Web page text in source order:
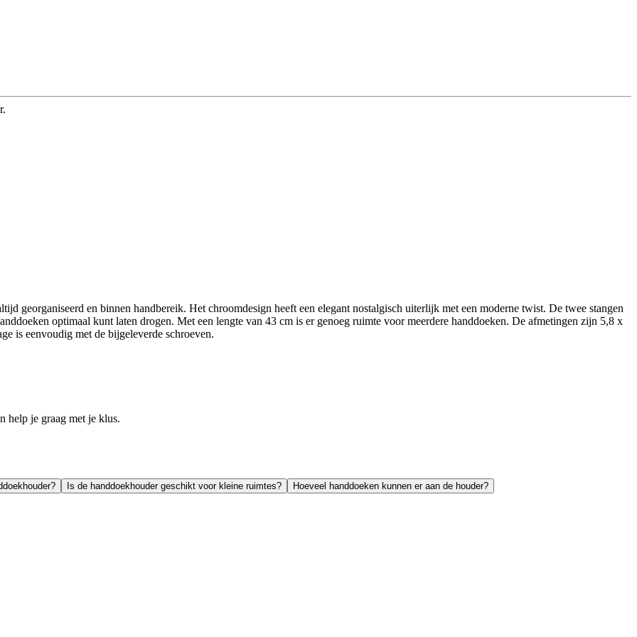
georganiseerd en binnen handbereik. Het chroomdesign heeft een elegant nostalgisch uiterlijk met een moderne twist. De twee stangen
optimaal kunt laten drogen. Met een lengte van 43 cm is er genoeg ruimte voor meerdere handdoeken. De afmetingen zijn 5,8 x
is eenvoudig met de bijgeleverde schroeven.
help je graag met je klus.
Is de handdoekhouder geschikt voor kleine ruimtes? Hoeveel handdoeken kunnen er aan de houder?